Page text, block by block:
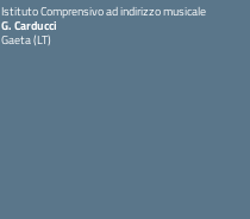
Istituto Comprensivo ad indirizzo musicale
G. Carducci
Gaeta (LT)